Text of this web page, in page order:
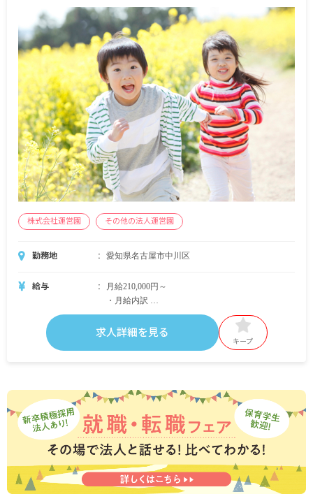
※試用期間3カ月／同条件
株式会社運営園 その他の法人運営園
勤務地 愛知県名古屋市中川区
給与
月給210,000円～
・月給内訳
基本給 法人の規定に準ずる
※試用期間あり
求人詳細を見る
キープ